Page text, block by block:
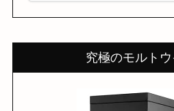
究極のモルト